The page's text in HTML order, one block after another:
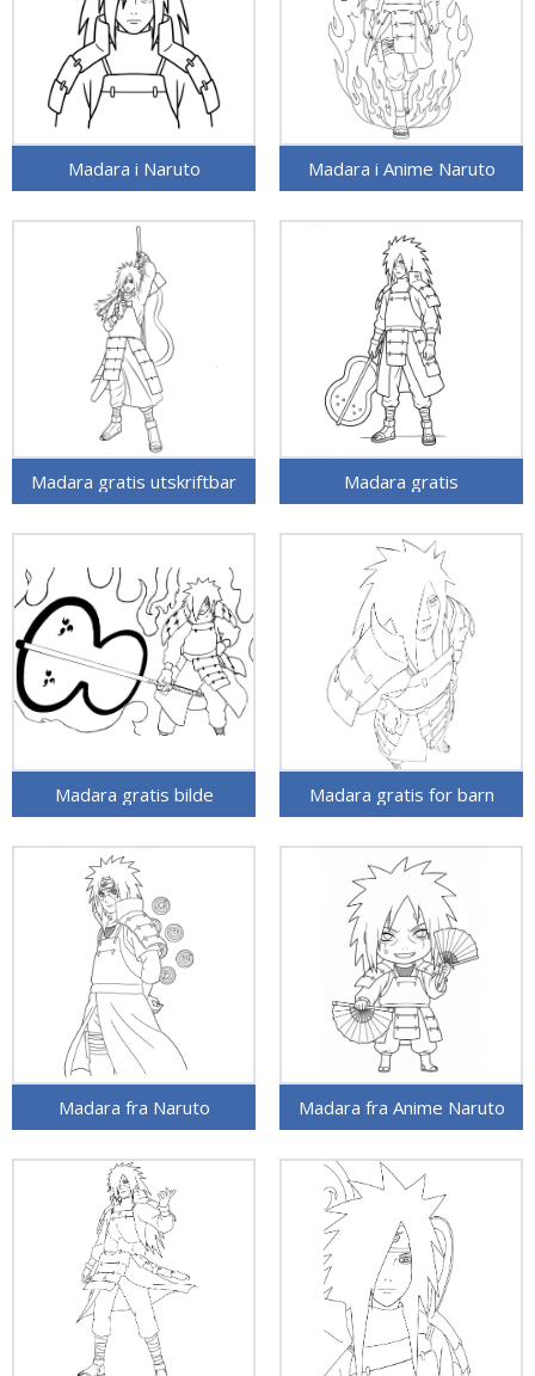
Madara i Naruto Madara i Anime Naruto
Madara gratis utskriftbar Madara gratis
Madara gratis bilde Madara gratis for barn
Madara fra Naruto Madara fra Anime Naruto